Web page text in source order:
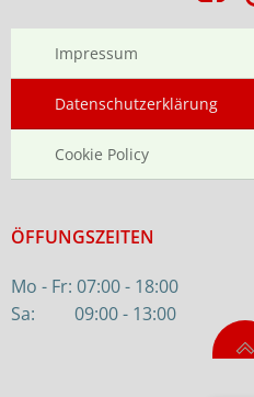
Impressum
Datenschutzerklärung
Cookie Policy
ÖFFUNGSZEITEN
Mo - Fr: 07:00 - 18:00
Sa: 09:00 - 13:00